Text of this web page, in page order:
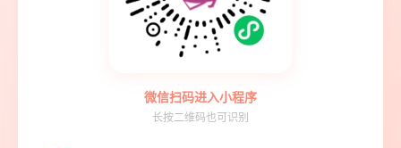
微信扫码进入小程序
长按二维码也可识别